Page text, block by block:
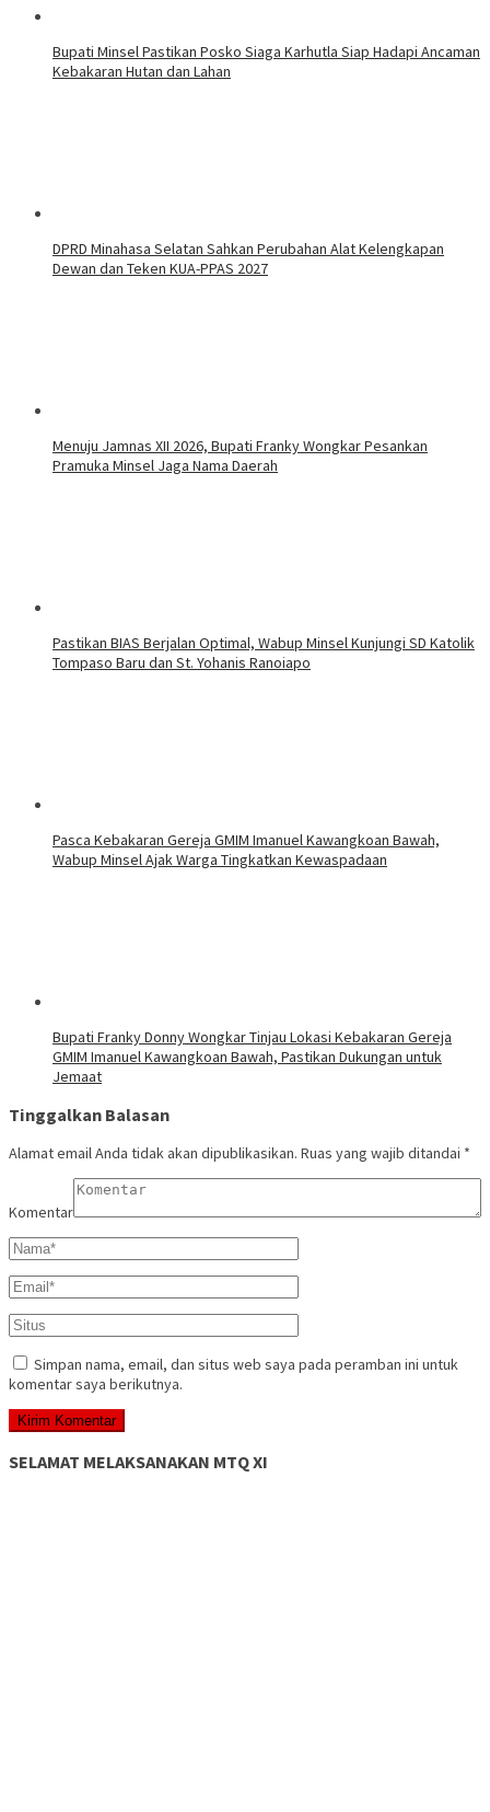
Bupati Minsel Pastikan Posko Siaga Karhutla Siap Hadapi Ancaman
Kebakaran Hutan dan Lahan
DPRD Minahasa Selatan Sahkan Perubahan Alat Kelengkapan
Dewan dan Teken KUA-PPAS 2027
Menuju Jamnas XII 2026, Bupati Franky Wongkar Pesankan
Pramuka Minsel Jaga Nama Daerah
Pastikan BIAS Berjalan Optimal, Wabup Minsel Kunjungi SD Katolik
Tompaso Baru dan St. Yohanis Ranoiapo
Pasca Kebakaran Gereja GMIM Imanuel Kawangkoan Bawah,
Wabup Minsel Ajak Warga Tingkatkan Kewaspadaan
Bupati Franky Donny Wongkar Tinjau Lokasi Kebakaran Gereja
GMIM Imanuel Kawangkoan Bawah, Pastikan Dukungan untuk
Jemaat
Tinggalkan Balasan
Alamat email Anda tidak akan dipublikasikan. Ruas yang wajib ditandai *
Komentar
Simpan nama, email, dan situs web saya pada peramban ini untuk
komentar saya berikutnya.
SELAMAT MELAKSANAKAN MTQ XI